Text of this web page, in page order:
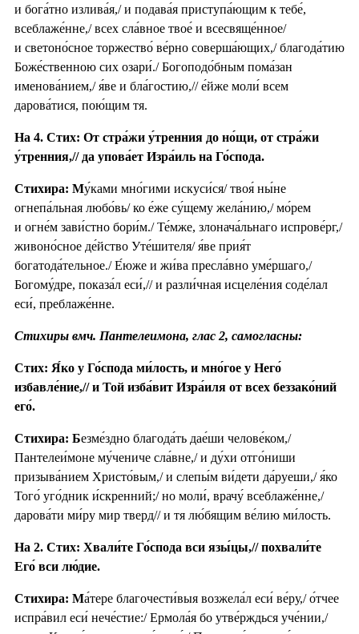
и бога́тно излива́я,/ и подава́я приступа́ющим к тебе́,
всеблаже́нне,/ всех сла́вное твое́ и всесвяще́нное/
и светоно́сное торжество́ ве́рно соверша́ющих,/ благода́тию
Боже́ственною сих озари́./ Богоподо́бным пома́зан
именова́нием,/ я́ве и бла́гостию,// е́йже моли́ всем
дарова́тися, пою́щим тя.
На 4. Стих: От стра́жи у́тренния до но́щи, от стра́жи
у́тренния,// да упова́ет Изра́иль на Го́спода.
Стихира: Му́ками мно́гими искуси́ся/ твоя́ ны́не
огнепа́льная любо́вь/ ко е́же су́щему жела́нию,/ мо́рем
и огне́м зави́стно бори́м./ Те́мже, злонача́льнаго испрове́рг,/
живоно́сное де́йство Уте́шителя/ я́ве прия́т
богатода́тельное./ Е́юже и жи́ва пресла́вно уме́ршаго,/
Богому́дре, показа́л еси́,// и разли́чная исцеле́ния соде́лал
еси́, преблаже́нне.
Стихиры вмч. Пантелеимона, глас 2, самогласны:
Стих: Я́ко у Го́спода ми́лость, и мно́гое у Него́
избавле́ние,// и Той изба́вит Изра́иля от всех беззако́ний
его́.
Стихира: Безме́здно благода́ть дае́ши челове́ком,/
Пантелеи́моне му́чениче сла́вне,/ и ду́хи отго́ниши
призыва́нием Христо́вым,/ и слепы́м ви́дети да́руеши,/ я́ко
Того́ уго́дник и́скренний;/ но моли́, врачу́ всеблаже́нне,/
дарова́ти ми́ру мир тверд// и тя лю́бящим ве́лию ми́лость.
На 2. Стих: Хвали́те Го́спода вси язы́цы,// похвали́те
Его́ вси лю́дие.
Стихира: Ма́тере благочести́выя возжела́л еси́ ве́ру,/ о́тчее
испра́вил еси́ нече́стие:/ Ермола́я бо утве́рждься уче́нии,/